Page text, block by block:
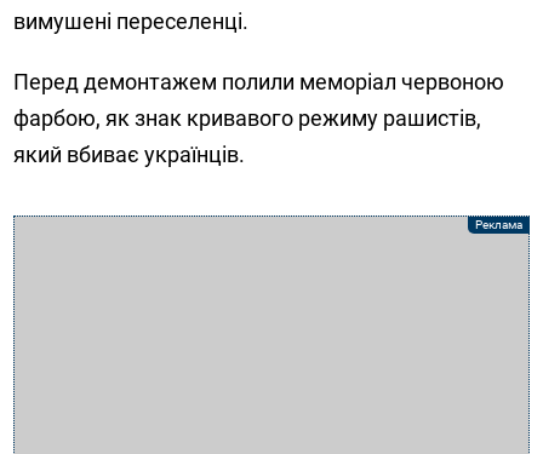
вимушені переселенці.
Перед демонтажем полили меморіал червоною
фарбою, як знак кривавого режиму рашистів,
який вбиває українців.